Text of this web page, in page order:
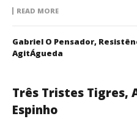
READ MORE
Gabriel O Pensador,
AgitÁgueda
Três Tristes Tigres,
Espinho